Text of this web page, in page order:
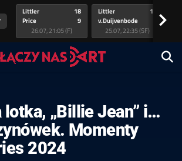
Littler
Price
18
9
26.07, 21:05 (F)
Littler
v.Duijvenbode
17
25.07, 22:35 (SF)
>
lotka, „Billie Jean” i…
Momenty
2024